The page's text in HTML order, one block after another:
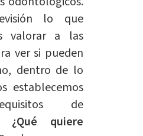
lo que
valorar a las
ver si pueden
dentro de lo
establecemos
de
quiere